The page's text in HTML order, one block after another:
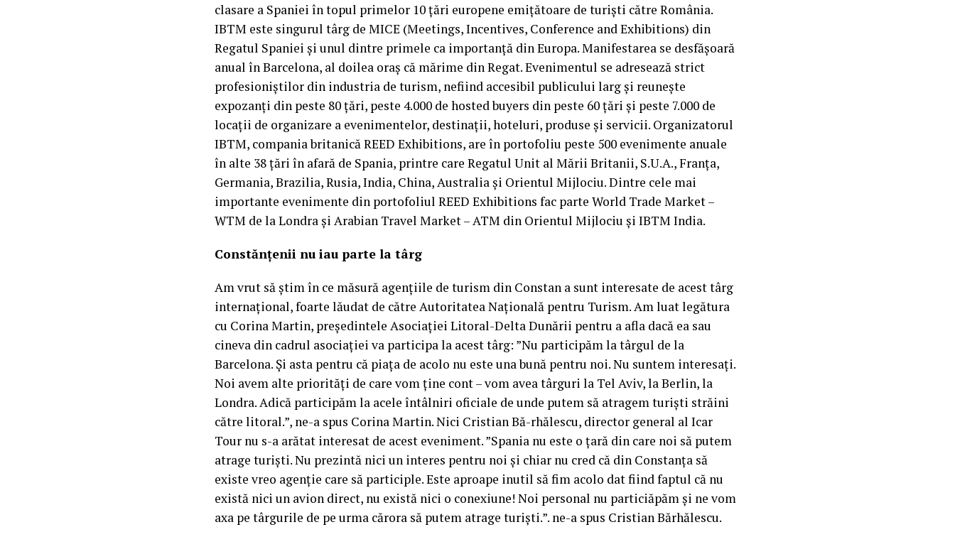
clasare a Spaniei în topul primelor 10 țări europene emițătoare de turişti către România.
IBTM este singurul târg de MICE (Meetings, Incentives, Conference and Exhibitions) din
Regatul Spaniei şi unul dintre primele ca importanță din Europa. Manifestarea se desfășoară
anual în Barcelona, al doilea oraş că mărime din Regat. Evenimentul se adresează strict
profesioniştilor din industria de turism, nefiind accesibil publicului larg şi reuneşte
expozanţi din peste 80 țări, peste 4.000 de hosted buyers din peste 60 țări şi peste 7.000 de
locaţii de organizare a evenimentelor, destinaţii, hoteluri, produse şi servicii. Organizatorul
IBTM, compania britanică REED Exhibitions, are în portofoliu peste 500 evenimente anuale
în alte 38 țări în afară de Spania, printre care Regatul Unit al Mării Britanii, S.U.A., Franţa,
Germania, Brazilia, Rusia, India, China, Australia şi Orientul Mijlociu. Dintre cele mai
importante evenimente din portofoliul REED Exhibitions fac parte World Trade Market –
WTM de la Londra şi Arabian Travel Market – ATM din Orientul Mijlociu şi IBTM India.
Constănțenii nu iau parte la târg
Am vrut să știm în ce măsură agențiile de turism din Constan a sunt interesate de acest târg
internațional, foarte lăudat de către Autoritatea Națională pentru Turism. Am luat legătura
cu Corina Martin, președintele Asociației Litoral-Delta Dunării pentru a afla dacă ea sau
cineva din cadrul asociației va participa la acest târg: ”Nu participăm la târgul de la
Barcelona. Și asta pentru că piața de acolo nu este una bună pentru noi. Nu suntem interesați.
Noi avem alte priorități de care vom ține cont – vom avea târguri la Tel Aviv, la Berlin, la
Londra. Adică participăm la acele întâlniri oficiale de unde putem să atragem turiști străini
către litoral.”, ne-a spus Corina Martin. Nici Cristian Bă-rhălescu, director general al Icar
Tour nu s-a arătat interesat de acest eveniment. ”Spania nu este o țară din care noi să putem
atrage turiști. Nu prezintă nici un interes pentru noi și chiar nu cred că din Constanța să
existe vreo agenție care să participle. Este aproape inutil să fim acolo dat fiind faptul că nu
există nici un avion direct, nu există nici o conexiune! Noi personal nu particiăpăm și ne vom
axa pe târgurile de pe urma cărora să putem atrage turiști.”. ne-a spus Cristian Bărhălescu.